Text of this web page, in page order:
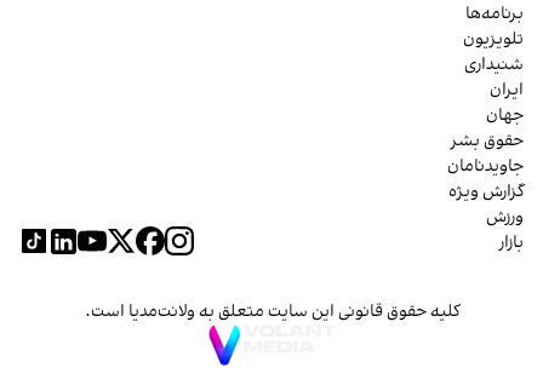
برنامه‌ها
تلویزیون
شنیداری
ایران
جهان
حقوق بشر
جاویدنامان
گزارش ویژه
ورزش
بازار
کلیه حقوق قانونی این سایت متعلق به ولانت‌مدیا است.